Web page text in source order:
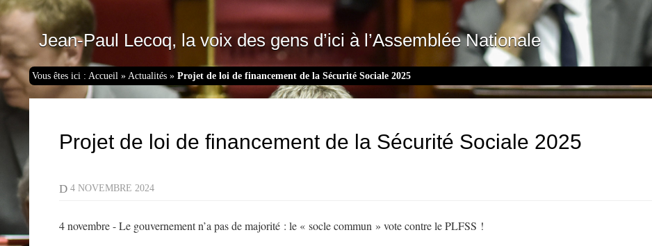
Jean-Paul Lecoq, la voix des gens d’ici à l’Assemblée Nationale
Vous êtes ici :Accueil »Actualités »Projet de loi de financement de la Sécurité Sociale 2025
Projet de loi de financement de la Sécurité Sociale 2025
D4 NOVEMBRE 2024
4 novembre - Le gouvernement n’a pas de majorité : le « socle commun » vote contre le PLFSS !